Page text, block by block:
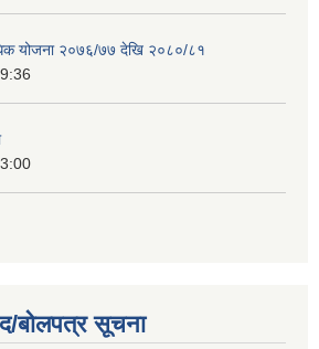
योजना २०७६/७७ देखि २०८०/८१
बोलपत्र सूचना